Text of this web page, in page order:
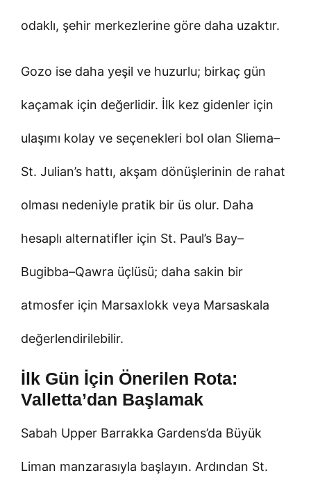
odaklı, şehir merkezlerine göre daha uzaktır.
Gozo ise daha yeşil ve huzurlu; birkaç gün
kaçamak için değerlidir. İlk kez gidenler için
ulaşımı kolay ve seçenekleri bol olan Sliema–
St. Julian’s hattı, akşam dönüşlerinin de rahat
olması nedeniyle pratik bir üs olur. Daha
hesaplı alternatifler için St. Paul’s Bay–
Bugibba–Qawra üçlüsü; daha sakin bir
atmosfer için Marsaxlokk veya Marsaskala
değerlendirilebilir.
İlk Gün İçin Önerilen Rota:
Valletta’dan Başlamak
Sabah Upper Barrakka Gardens’da Büyük
Liman manzarasıyla başlayın. Ardından St.